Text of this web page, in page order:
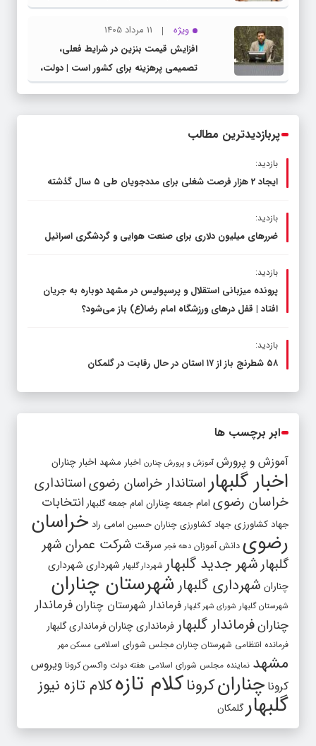
شهرستان چناران
ویژه
11 مرداد 1405
افزایش قیمت بنزین در شرایط فعلی،
تصمیمی پرهزینه برای کشور است | دولت،
قاچاق سوخت و عوامل اصلی ناترازی را
پربازدیدترین مطالب
بازدید:
ایجاد 2 هزار فرصت شغلی برای مددجویان طی ۵ سال گذشته
بازدید:
ضررهای میلیون دلاری برای صنعت هوایی و گردشگری اسرائیل
بازدید:
پرونده میزبانی استقلال و پرسپولیس در مشهد دوباره به جریان
افتاد | قفل در‌های ورزشگاه امام رضا(ع) باز می‌شود؟
بازدید:
۵۸ شطرنج‌ باز از ۱۷ استان در حال رقابت در گلمکان
ابر برچسب ها
آموزش و پرورش آموزش و پرورش چنارن اخبار مشهد اخبار چناران
اخبار گلبهار استاندار خراسان رضویاستانداری
خراسان رضوی امام جمعه چناران امام جمعه گلبهار انتخابات
جهاد کشاورزی جهاد کشاورزی چناران حسین امامی راد خراسان
رضوی دانش آموزان دهه فجر سرقت شرکت عمران شهر
گلبهارشهر جدید گلبهار شهردار گلبهار شهرداری شهرداری
چناران شهرداری گلبهار شهرستان چناران
شهرستان گلبهار شورای شهر گلبهار فرماندار شهرستان چناران فرماندار
چنارانفرماندار گلبهار فرمانداری چنارانفرمانداری گلبهار
فرمانده انتظامی شهرستان چناران مجلس شورای اسلامی مسکن مهر
مشهد نماینده مجلس شورای اسلامی هفته دولت واکسن کرونا ویروس
کرونا چنارانکروناکلام تازهکلام تازه نیوز
گلبهارگلمکان